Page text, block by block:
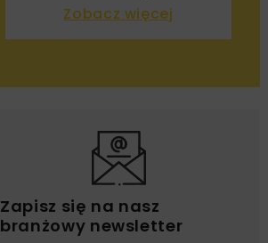
Zobacz więcej
Zapisz się na nasz
branżowy newsletter